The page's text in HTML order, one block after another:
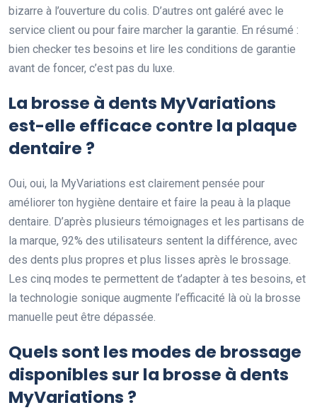
bizarre à l’ouverture du colis. D’autres ont galéré avec le
service client ou pour faire marcher la garantie. En résumé :
bien checker tes besoins et lire les conditions de garantie
avant de foncer, c’est pas du luxe.
La brosse à dents MyVariations
est-elle efficace contre la plaque
dentaire ?
Oui, oui, la MyVariations est clairement pensée pour
améliorer ton hygiène dentaire et faire la peau à la plaque
dentaire. D’après plusieurs témoignages et les partisans de
la marque, 92% des utilisateurs sentent la différence, avec
des dents plus propres et plus lisses après le brossage.
Les cinq modes te permettent de t’adapter à tes besoins, et
la technologie sonique augmente l’efficacité là où la brosse
manuelle peut être dépassée.
Quels sont les modes de brossage
disponibles sur la brosse à dents
MyVariations ?